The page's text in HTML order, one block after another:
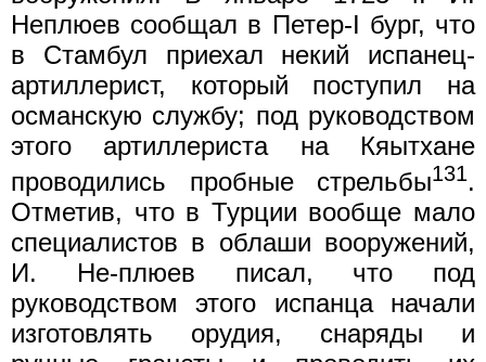
Неплюев сообщал в Петер-I бург, что
в Стамбул приехал некий испанец-
артиллерист, который поступил на
османскую службу; под руководством
этого артиллериста на Кяытхане
проводились пробные стрельбы131.
Отметив, что в Турции вообще мало
специалистов в облаши вооружений,
И. Не-плюев писал, что под
руководством этого испанца начали
изготовлять орудия, снаряды и